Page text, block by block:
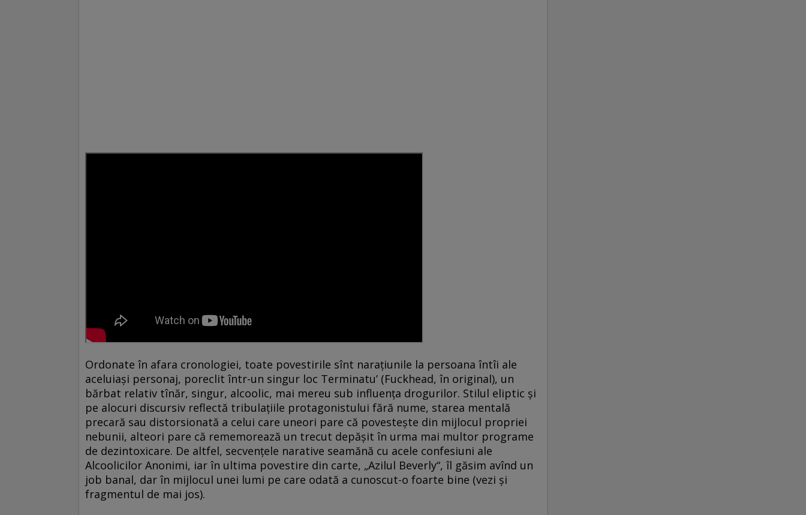
Ordonate în afara cronologiei, toate povestirile sînt naraţiunile la persoana întîi ale
aceluiaşi personaj, poreclit într-un singur loc Terminatu’ (Fuckhead, în original), un
bărbat relativ tînăr, singur, alcoolic, mai mereu sub influenţa drogurilor. Stilul eliptic şi
pe alocuri discursiv reflectă tribulaţiile protagonistului fără nume, starea mentală
precară sau distorsionată a celui care uneori pare că povesteşte din mijlocul propriei
nebunii, alteori pare că rememorează un trecut depăşit în urma mai multor programe
de dezintoxicare. De altfel, secvenţele narative seamănă cu acele confesiuni ale
Alcoolicilor Anonimi, iar în ultima povestire din carte, „Azilul Beverly“, îl găsim avînd un
job banal, dar în mijlocul unei lumi pe care odată a cunoscut-o foarte bine (vezi şi
fragmentul de mai jos).